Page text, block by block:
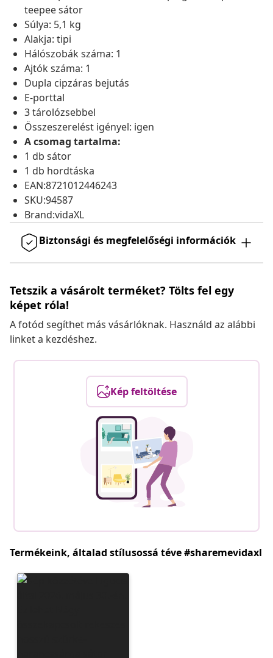
teepee sátor
Súlya: 5,1 kg
Alakja: tipi
Hálószobák száma: 1
Ajtók száma: 1
Dupla cipzáras bejutás
E-porttal
3 tárolózsebbel
Összeszerelést igényel: igen
A csomag tartalma:
1 db sátor
1 db hordtáska
EAN:8721012446243
SKU:94587
Brand:vidaXL
Biztonsági és megfelelőségi információk
Tetszik a vásárolt terméket? Tölts fel egy
képet róla!
A fotód segíthet más vásárlóknak. Használd az alábbi
linket a kezdéshez.
Kép feltöltése
Termékeink, általad stílusossá téve #sharemevidaxl